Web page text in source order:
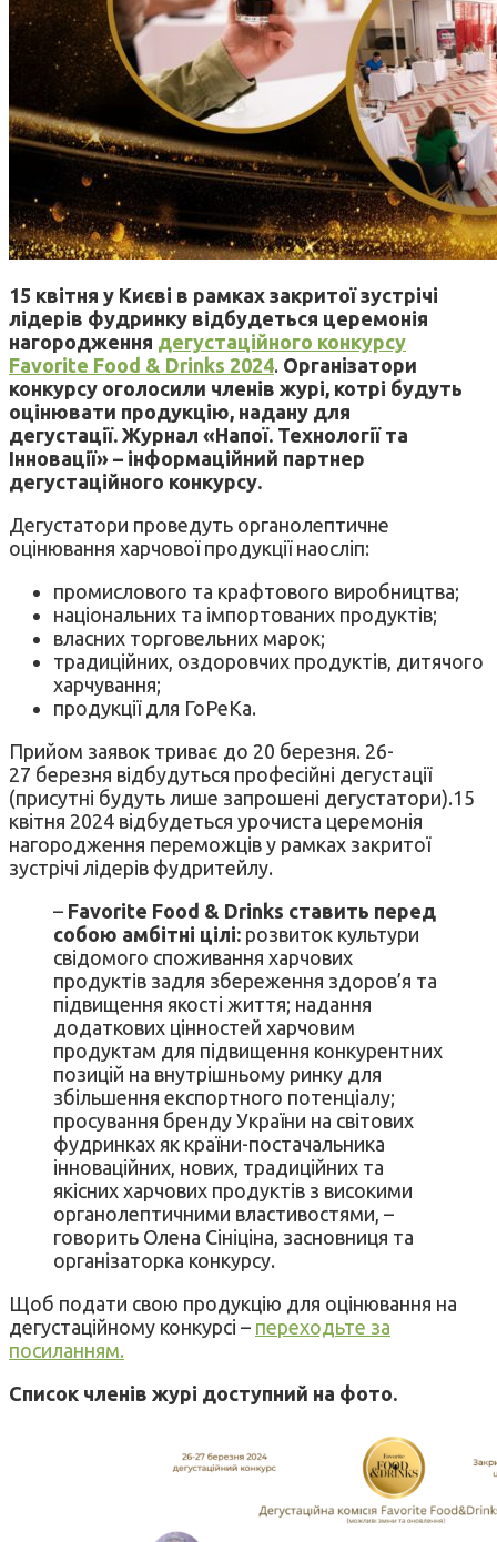
15 квітня у Києві в рамках закритої зустрічі
лідерів фудринку відбудеться церемонія
нагородження дегустаційного конкурсу
Favorite Food & Drinks 2024. Організатори
конкурсу оголосили членів журі, котрі будуть
оцінювати продукцію, надану для
дегустації. Журнал «Напої. Технології та
Інновації» – інформаційний партнер
дегустаційного конкурсу.
Дегустатори проведуть органолептичне
оцінювання харчової продукції наосліп:
промислового та крафтового виробництва;
національних та імпортованих продуктів;
власних торговельних марок;
традиційних, оздоровчих продуктів, дитячого
харчування;
продукції для ГоРеКа.
Прийом заявок триває до 20 березня. 26-
27 березня відбудуться професійні дегустації
(присутні будуть лише запрошені дегустатори).15
квітня 2024 відбудеться урочиста церемонія
нагородження переможців у рамках закритої
зустрічі лідерів фудритейлу.
– Favorite Food & Drinks ставить перед
собою амбітні цілі: розвиток культури
свідомого споживання харчових
продуктів задля збереження здоров’я та
підвищення якості життя; надання
додаткових цінностей харчовим
продуктам для підвищення конкурентних
позицій на внутрішньому ринку для
збільшення експортного потенціалу;
просування бренду України на світових
фудринках як країни-постачальника
інноваційних, нових, традиційних та
якісних харчових продуктів з високими
органолептичними властивостями, –
говорить Олена Сініціна, засновниця та
організаторка конкурсу.
Щоб подати свою продукцію для оцінювання на
дегустаційному конкурсі – переходьте за
посиланням.
Список членів журі доступний на фото.